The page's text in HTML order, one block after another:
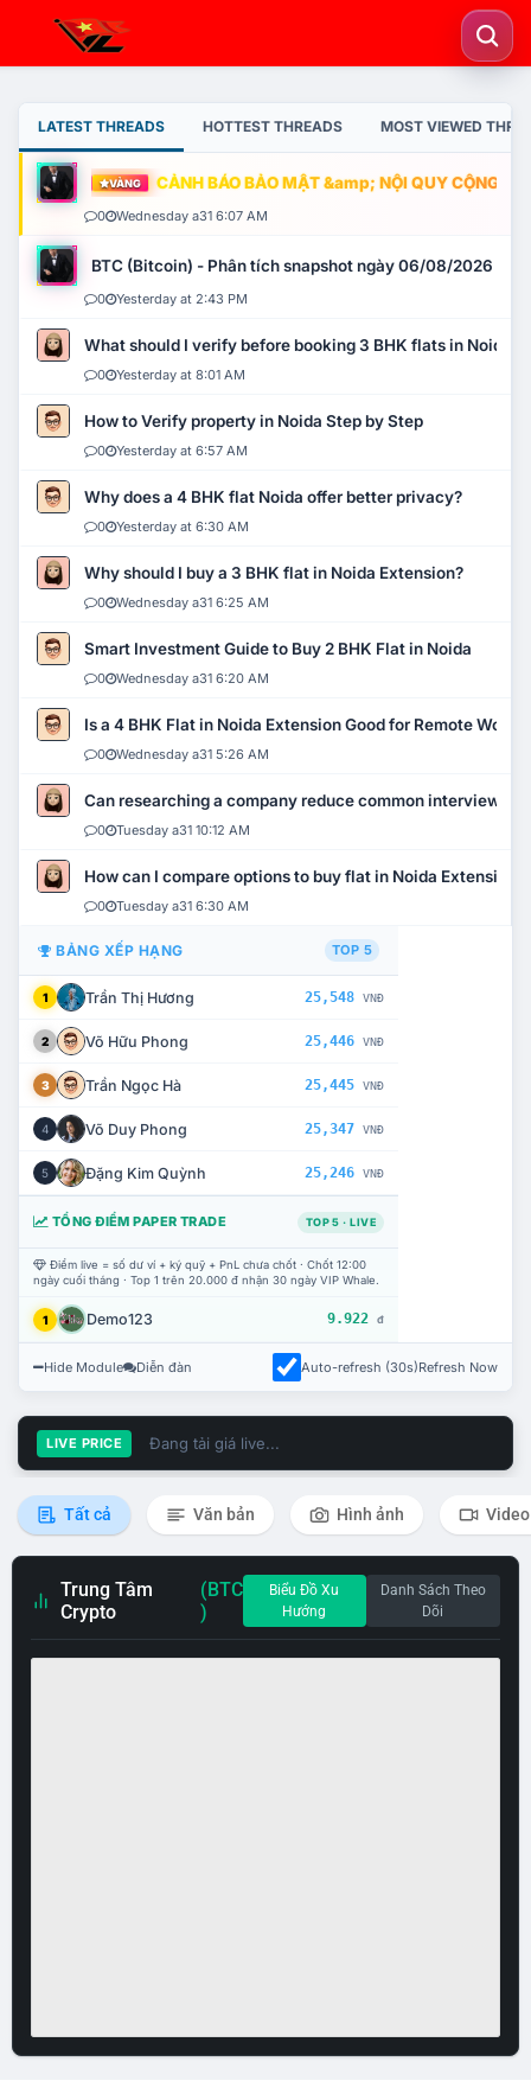
LATEST THREADS HOTTEST THREADS MOST VIEWED
VÀNG CẢNH BÁO BẢO MẬT &amp; NỘI QUY CỘNG
0 Wednesday a31 6:07 AM
BTC (Bitcoin) - Phân tích snapshot ngày 06/08/2026
0 Yesterday at 2:43 PM
What should I verify before booking 3 BHK flats in Noida?
0 Yesterday at 8:01 AM
How to Verify property in Noida Step by Step
0 Yesterday at 6:57 AM
Why does a 4 BHK flat Noida offer better privacy?
0 Yesterday at 6:30 AM
Why should I buy a 3 BHK flat in Noida Extension?
0 Wednesday a31 6:25 AM
Smart Investment Guide to Buy 2 BHK Flat in Noida
0 Wednesday a31 6:20 AM
Is a 4 BHK Flat in Noida Extension Good for Remote Work?
0 Wednesday a31 5:26 AM
Can researching a company reduce common interview
0 Tuesday a31 10:12 AM
How can I compare options to buy flat in Noida Extension?
0 Tuesday a31 6:30 AM
BẢNG XẾP HẠNG TOP 5
1 Trần Thị Hương 25,548 VNĐ
2 Võ Hữu Phong 25,446 VNĐ
3 Trần Ngọc Hà 25,445 VNĐ
4 Võ Duy Phong 25,347 VNĐ
5 Đặng Kim Quỳnh 25,246 VNĐ
TỔNG ĐIỂM PAPER TRADE TOP 5 · LIVE
Điểm live = số dư ví + ký quỹ + PnL chưa chốt · Chốt 12:00
ngày cuối tháng · Top 1 trên 20.000 đ nhận 30 ngày VIP Whale.
1 Demo123 9.922 đ
Hide Module Diễn đàn Auto-refresh (30s)Refresh Now
LIVE PRICE Đang tải giá live...
Tất cả Văn bản Hình ảnh Video
Trung Tâm
Crypto
(BTC
)
Biểu Đồ Xu
Hướng
Danh Sách Theo
Dõi